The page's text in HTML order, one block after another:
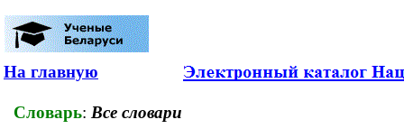
На главную
Словарь: Все словари